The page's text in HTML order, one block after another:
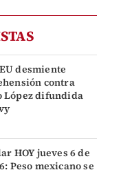
desmiente
contra
López difundida
HOY jueves 6 de
Peso mexicano se